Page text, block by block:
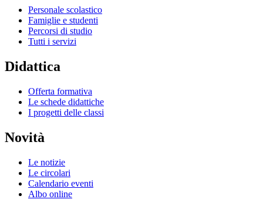
Personale scolastico
Famiglie e studenti
Percorsi di studio
Tutti i servizi
Didattica
Offerta formativa
Le schede didattiche
I progetti delle classi
Novità
Le notizie
Le circolari
Calendario eventi
Albo online